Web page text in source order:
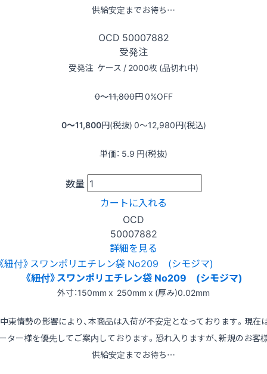
供給安定までお待ち…
OCD 50007882
受発注
受発注 ケース / 2000枚 (品切れ中)
0〜11,800円0%OFF
0〜11,800円(税抜) 0〜12,980円(税込)
単価： 5.9 円(税抜)
数量
カートに入れる
OCD
50007882
詳細を見る
《紐付》スワンポリエチレン袋 No209 (シモジマ)
外寸：150mm x 250mm x (厚み)0.02mm
東情勢の影響により、本商品は入荷が不安定となっております。現在
ター様を優先してご案内しております。恐れ入りますが、新規のお客
供給安定までお待ち…